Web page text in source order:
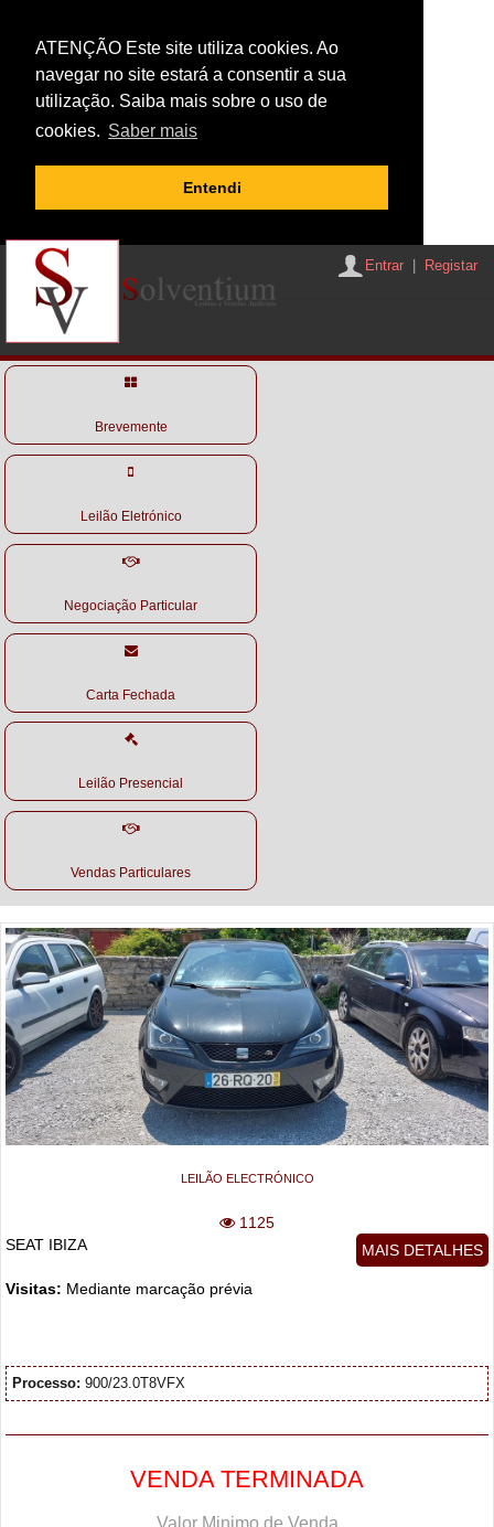
ATENÇÃO Este site utiliza cookies. Ao
navegar no site estará a consentir a sua
utilização. Saiba mais sobre o uso de
cookies. Saber mais
Entendi
Entrar Registar
Brevemente
Leilão Eletrónico
Negociação Particular
Carta Fechada
Leilão Presencial
Vendas Particulares
LEILÃO ELECTRÓNICO
1125
MAIS DETALHES
SEAT IBIZA
Visitas: Mediante marcação prévia
Processo: 900/23.0T8VFX
VENDA TERMINADA